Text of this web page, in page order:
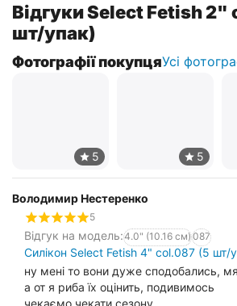
Відгуки Select Fetish 2"
шт/упак)
Фотографії покупцяУсі
Володимир Нестеренко
5
Відгук на модель:4.0" (10.16 см) 087
Силікон Select Fetish 4" col.087 (5 шт/
ну мені то вони дуже сподобались,
а от я риба їх оцінить, подивимось
чекаємо чекати сезону